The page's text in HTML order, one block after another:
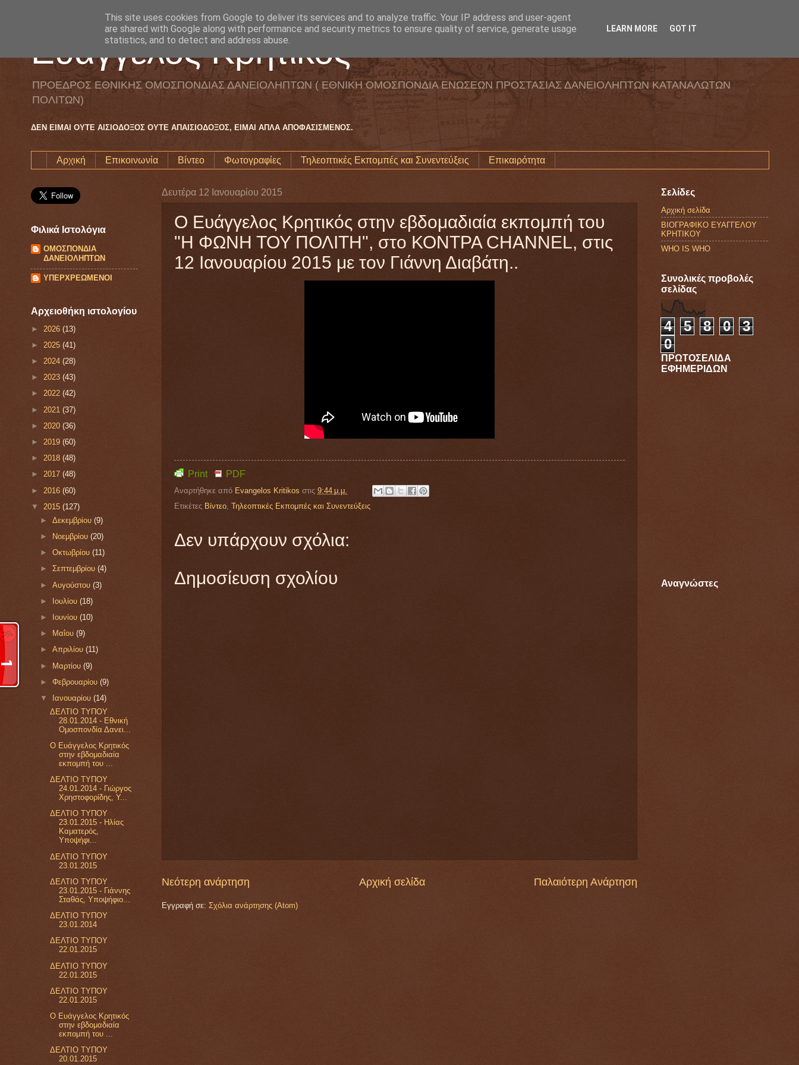
Ευάγγελος Κρητικός
ΠΡΟΕΔΡΟΣ ΕΘΝΙΚΗΣ ΟΜΟΣΠΟΝΔΙΑΣ ΔΑΝΕΙΟΛΗΠΤΩΝ ( ΕΘΝΙΚΗ ΟΜΟΣΠΟΝΔΙΑ ΕΝΩΣΕΩΝ ΠΡΟΣΤΑΣΙΑΣ ΔΑΝΕΙΟΛΗΠΤΩΝ ΚΑΤΑΝΑΛΩΤΩΝ
ΠΟΛΙΤΩΝ)
ΔΕΝ ΕΙΜΑΙ ΟΥΤΕ ΑΙΣΙΟΔΟΞΟΣ ΟΥΤΕ ΑΠΑΙΣΙΟΔΟΞΟΣ, ΕΙΜΑΙ ΑΠΛΑ ΑΠΟΦΑΣΙΣΜΕΝΟΣ.
Αρχική Επικοινωνία Βίντεο Φωτογραφίες Τηλεοπτικές Εκπομπές και Συνεντεύξεις Επικαιρότητα
Δευτέρα 12 Ιανουαρίου 2015
Ο Ευάγγελος Κρητικός στην εβδομαδιαία εκπομπή του
"Η ΦΩΝΗ ΤΟΥ ΠΟΛΙΤΗ", στο ΚΟΝΤΡΑ CHANNEL, στις
12 Ιανουαρίου 2015 με τον Γιάννη Διαβάτη..
Print PDF
Αναρτήθηκε από Evangelos Kritikos στις 9:44 μ.μ.
Ετικέτες Βίντεο, Τηλεοπτικές Εκπομπές και Συνεντεύξεις
Δεν υπάρχουν σχόλια:
Δημοσίευση σχολίου
Νεότερη ανάρτηση Παλαιότερη Ανάρτηση
Αρχική σελίδα
Εγγραφή σε: Σχόλια ανάρτησης (Atom)
Φιλικά Ιστολόγια
ΟΜΟΣΠΟΝΔΙΑ
ΔΑΝΕΙΟΛΗΠΤΩΝ
ΥΠΕΡΧΡΕΩΜΕΝΟΙ
Αρχειοθήκη ιστολογίου
► 2026 (13)
► 2025 (41)
► 2024 (28)
► 2023 (43)
► 2022 (42)
► 2021 (37)
► 2020 (36)
► 2019 (60)
► 2018 (48)
► 2017 (48)
► 2016 (60)
▼ 2015 (127)
►Δεκεμβρίου(9)
►
Νοεμβρίου(20)
►Οκτωβρίου(11)
►Σεπτεμβρίου(4)
►Αυγούστου(3)
► Ιουλίου(18)
►
Ιουνίου(10)
►
Μαΐου(9)
►Απριλίου(11)
► Μαρτίου(9)
►Φεβρουαρίου(9)
▼
Ιανουαρίου(14)
ΔΕΛΤΙΟ ΤΥΠΟΥ
28.01.2014 - Εθνική
Ομοσπονδία Δανει...
Ο Ευάγγελος Κρητικός
στην εβδομαδιαία
εκπομπή του ...
ΔΕΛΤΙΟ ΤΥΠΟΥ
24.01.2014 - Γιώργος
Χρηστοφορίδης, Υ...
ΔΕΛΤΙΟ ΤΥΠΟΥ
23.01.2015 - Ηλίας
Καματερός,
Υποψήφι...
ΔΕΛΤΙΟ ΤΥΠΟΥ
23.01.2015
ΔΕΛΤΙΟ ΤΥΠΟΥ
23.01.2015 - Γιάννης
Σταθάς, Υποψήφιο...
ΔΕΛΤΙΟ ΤΥΠΟΥ
23.01.2014
ΔΕΛΤΙΟ ΤΥΠΟΥ
22.01.2015
ΔΕΛΤΙΟ ΤΥΠΟΥ
22.01.2015
ΔΕΛΤΙΟ ΤΥΠΟΥ
22.01.2015
Ο Ευάγγελος Κρητικός
στην εβδομαδιαία
εκπομπή του ...
ΔΕΛΤΙΟ ΤΥΠΟΥ
20.01.2015
Σελίδες
Αρχική σελίδα
ΒΙΟΓΡΑΦΙΚΟ ΕΥΑΓΓΕΛΟΥ
ΚΡΗΤΙΚΟΥ
WHO IS WHO
Συνολικές προβολές
σελίδας
4 5 8 0
3
0
ΠΡΩΤΟΣΕΛΙΔΑ
ΕΦΗΜΕΡΙΔΩΝ
Αναγνώστες
This site uses cookies from Google to deliver its services and to analyze traffic. Your IP address and user-agent
are shared with Google along with performance and security metrics to ensure quality of service, generate usage
statistics, and to detect and address abuse.
LEARN MORE GOT IT